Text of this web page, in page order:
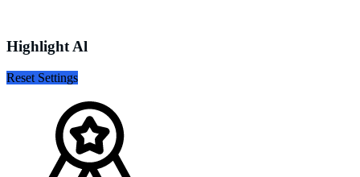
Highlight Al
Reset Settings